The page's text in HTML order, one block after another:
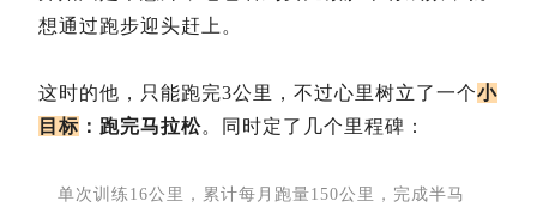
想通过跑步迎头赶上。
这时的他，只能跑完3公里，不过心里树立了一个小
目标 ：跑完马拉松。同时定了几个里程碑：
单次训练16公里，累计每月跑量150公里，完成半马